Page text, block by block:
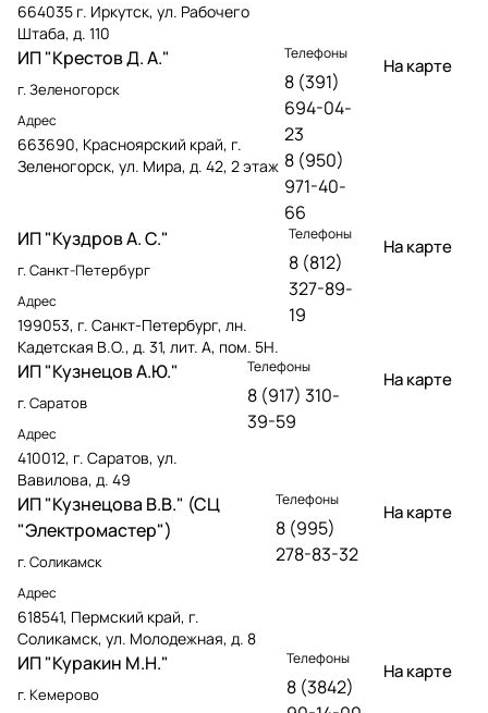
664035 г. Иркутск, ул. Рабочего
Штаба, д. 110
ИП "Крестов Д. А."
г. Зеленогорск
Адрес
663690, Красноярский край, г.
Зеленогорск, ул. Мира, д. 42, 2 этаж
Телефоны
8 (391)
694-04-
23
8 (950)
971-40-
66
На карте
ИП "Куздров А. С."
г. Санкт-Петербург
Адрес
199053, г. Санкт-Петербург, лн.
Кадетская В.О., д. 31, лит. А, пом. 5Н.
Телефоны
8 (812)
327-89-
19
На карте
ИП "Кузнецов А.Ю."
г. Саратов
Адрес
410012, г. Саратов, ул.
Вавилова, д. 49
Телефоны
8 (917) 310-
39-59
На карте
ИП "Кузнецова В.В." (СЦ
"Электромастер")
г. Соликамск
Адрес
618541, Пермский край, г.
Соликамск, ул. Молодежная, д. 8
Телефоны
8 (995)
278-83-32
На карте
ИП "Куракин М.Н."
г. Кемерово
Телефоны
8 (3842)
На карте